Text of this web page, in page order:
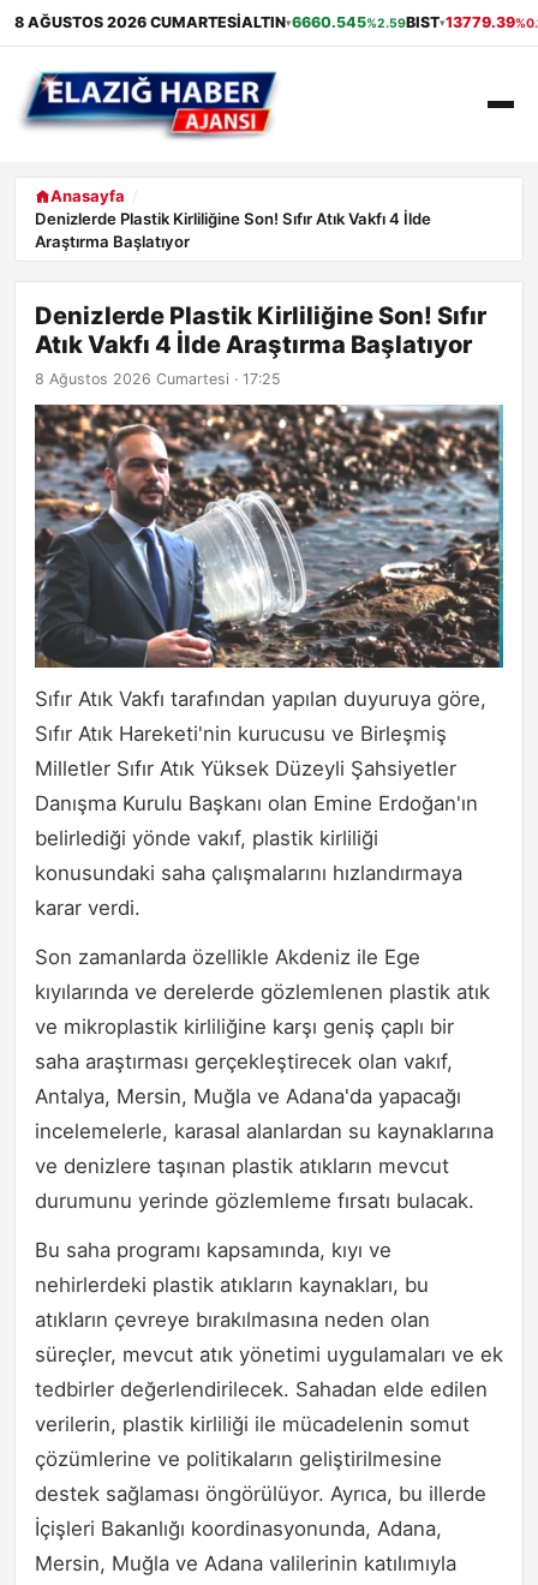
8 AĞUSTOS 2026 CUMARTESIALTIN▾6660.545%2.59BIST▾13779.39
ANASAYFA
GÜNDEM
SAĞLIK
ALIŞVERIŞ
Anasayfa
Denizlerde Plastik Kirliliğine Son! Sıfır Atık Vakfı 4 İlde
Araştırma Başlatıyor
Denizlerde Plastik Kirliliğine Son! Sıfır
Atık Vakfı 4 İlde Araştırma Başlatıyor
8 Ağustos 2026 Cumartesi · 17:25
Sıfır Atık Vakfı tarafından yapılan duyuruya göre,
Sıfır Atık Hareketi'nin kurucusu ve Birleşmiş
Milletler Sıfır Atık Yüksek Düzeyli Şahsiyetler
Danışma Kurulu Başkanı olan Emine Erdoğan'ın
belirlediği yönde vakıf, plastik kirliliği
konusundaki saha çalışmalarını hızlandırmaya
karar verdi.
Son zamanlarda özellikle Akdeniz ile Ege
kıyılarında ve derelerde gözlemlenen plastik atık
ve mikroplastik kirliliğine karşı geniş çaplı bir
saha araştırması gerçekleştirecek olan vakıf,
Antalya, Mersin, Muğla ve Adana'da yapacağı
incelemelerle, karasal alanlardan su kaynaklarına
ve denizlere taşınan plastik atıkların mevcut
durumunu yerinde gözlemleme fırsatı bulacak.
Bu saha programı kapsamında, kıyı ve
nehirlerdeki plastik atıkların kaynakları, bu
atıkların çevreye bırakılmasına neden olan
süreçler, mevcut atık yönetimi uygulamaları ve ek
tedbirler değerlendirilecek. Sahadan elde edilen
verilerin, plastik kirliliği ile mücadelenin somut
çözümlerine ve politikaların geliştirilmesine
destek sağlaması öngörülüyor. Ayrıca, bu illerde
İçişleri Bakanlığı koordinasyonunda, Adana,
Mersin, Muğla ve Adana valilerinin katılımıyla